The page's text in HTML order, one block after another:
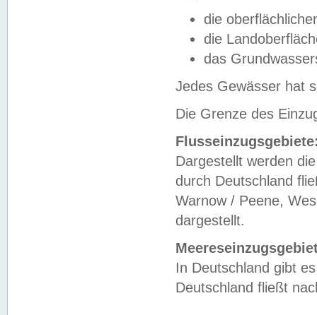
die
die
das
Jedes Gewässer hat
Die Grenze des
Dargestellt werden
durch Deutschland
Warnow / Peene,
dargestellt.
In Deutschland gibt
Deutschland fließt